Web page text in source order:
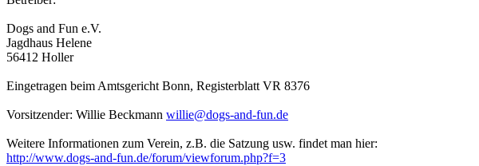
Dogs and Fun e.V.
Jagdhaus Helene
56412 Holler
Eingetragen beim Amtsgericht Bonn, Registerblatt VR 8376
Vorsitzender: Willie Beckmann willie@dogs-and-fun.de
Weitere Informationen zum Verein, z.B. die Satzung usw. findet man hier:
http://www.dogs-and-fun.de/forum/viewforum.php?f=3